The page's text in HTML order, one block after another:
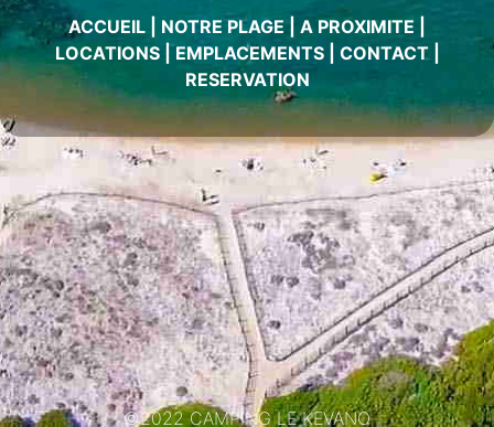
ACCUEIL NOTRE PLAGE A PROXIMITE
LOCATIONS|EMPLACEMENTS| CONTACT|
RESERVATION
©2022 CAMPING LE KEVANO